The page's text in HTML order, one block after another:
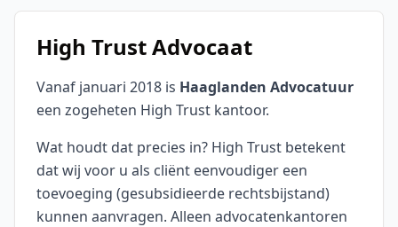
High Trust Advocaat
Vanaf januari 2018 is Haaglanden Advocatuur
een zogeheten High Trust kantoor.
Wat houdt dat precies in? High Trust betekent
dat wij voor u als cliënt eenvoudiger een
toevoeging (gesubsidieerde rechtsbijstand)
kunnen aanvragen. Alleen advocatenkantoren